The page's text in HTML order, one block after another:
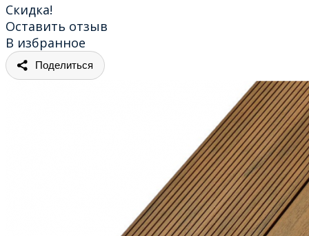
Скидка!
Оставить отзыв
В избранное
Поделиться